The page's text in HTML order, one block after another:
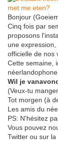
Bonjour
Cinq fois par
proposons
une
officielle de nos
Cette semaine,
Wil je
(Veux-tu
Tot morgen (à
Les amis du
PS: N'hésitez
Vous pouvez
Twitter ou sur